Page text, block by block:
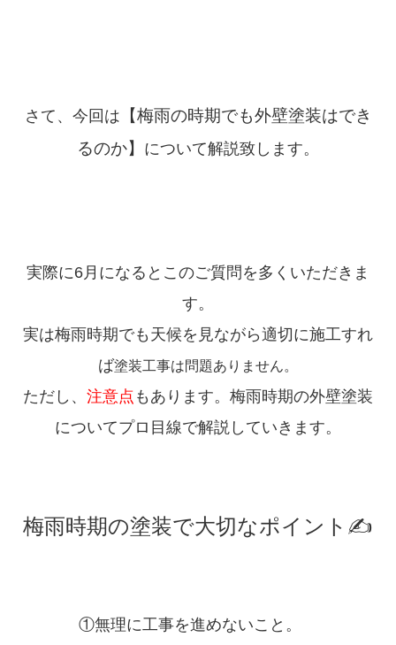
さて、今回は 【梅雨の時期でも外壁塗装はでき
るのか】 について解説致します。
実際に6月になるとこのご質問を多くいただきま
す。
実は梅雨時期でも天候を見ながら適切に施工すれ
ば塗装工事は問題ありません。
ただし、 注意点 もあります。梅雨時期の外壁塗装
についてプロ目線で解説していきます。
梅雨時期の塗装で大切なポイント✍️
①無理に工事を進めないこと。